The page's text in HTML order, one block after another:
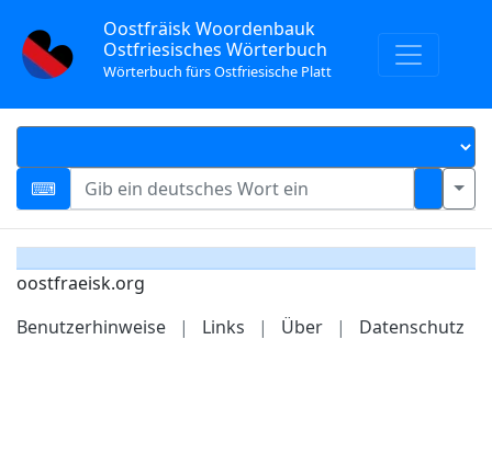
Oostfräisk Woordenbauk
Ostfriesisches Wörterbuch
Wörterbuch fürs Ostfriesische Platt
oostfraeisk.org
Benutzerhinweise
| Links | Über | Datenschutz